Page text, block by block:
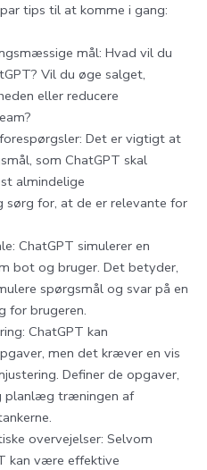
tips til at komme i gang:
mål: Hvad vil du
Vil du øge salget,
eller reducere
Det er vigtigt at
som ChatGPT skal
almindelige
sørg for, at de er relevante for
ChatGPT simulerer en
bot og bruger. Det betyder,
spørgsmål og svar på en
for brugeren.
ChatGPT kan
men det kræver en vis
Definer de opgaver,
planlæg træningen af
overvejelser: Selvom
kan være effektive